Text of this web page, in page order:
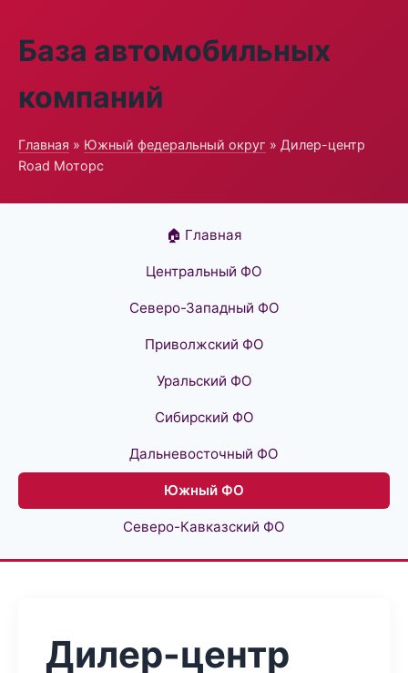
База автомобильных
компаний
Главная » Южный федеральный округ » Дилер-центр
Road Моторс
🏠 Главная
Центральный ФО
Северо-Западный ФО
Приволжский ФО
Уральский ФО
Сибирский ФО
Дальневосточный ФО
Южный ФО
Северо-Кавказский ФО
Дилер-центр